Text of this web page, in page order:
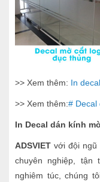
>> Xem thêm: In
>> Xem thêm:# Decal
In Decal dán kính
ADSVIET với đội ngũ
chuyên nghiệp,
nghiêm túc, chúng